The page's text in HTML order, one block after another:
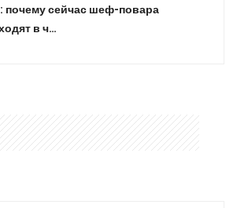
почему сейчас шеф-повара
в ч…